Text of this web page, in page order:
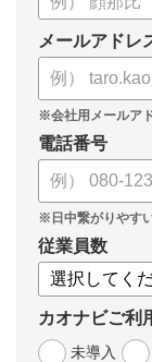
メールアドレ
電話番号
従業員数
カオナビご利
未導入